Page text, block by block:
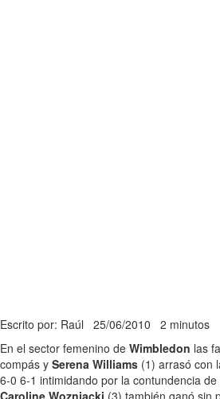
Escrito por: Raúl 25/06/2010 2 minutos
En el sector femenino de Wimbledon las
compás y Serena Williams (1) arrasó con
6-0 6-1 intimidando por la contundencia
Caroline Wozniacki (3) también ganó sin